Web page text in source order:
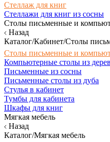
Стеллаж для книг
Стеллажи для книг из сосны
Столы письменные и
Назад
Каталог/Кабинет/Столы
Столы письменные и
Компьютерные столы из
Письменные из сосны
Письменные столы из дуба
Стулья в кабинет
Тумбы для кабинета
Шкафы для книг
Мягкая мебель
Назад
Каталог/Мягкая мебель